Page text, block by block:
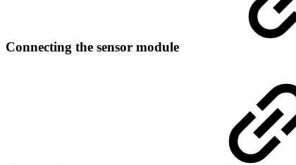
Connecting the sensor module